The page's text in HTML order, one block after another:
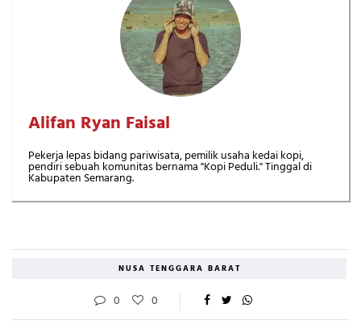
Alifan Ryan Faisal
Pekerja lepas bidang pariwisata, pemilik usaha kedai kopi,
pendiri sebuah komunitas bernama "Kopi Peduli." Tinggal di
Kabupaten Semarang.
NUSA TENGGARA BARAT
0 0